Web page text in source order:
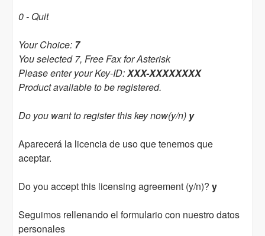
0 - Quit
Your Choice: 7
You selected 7, Free Fax for Asterisk
Please enter your Key-ID:XXX-XXXXXXXX
Product available to be registered.
Do you want to register this key now(y/n) y
Aparecerá la licencia de uso que tenemos que
aceptar.
Do you accept this licensing agreement (y/n)? y
Seguimos rellenando el formulario con nuestro datos
personales